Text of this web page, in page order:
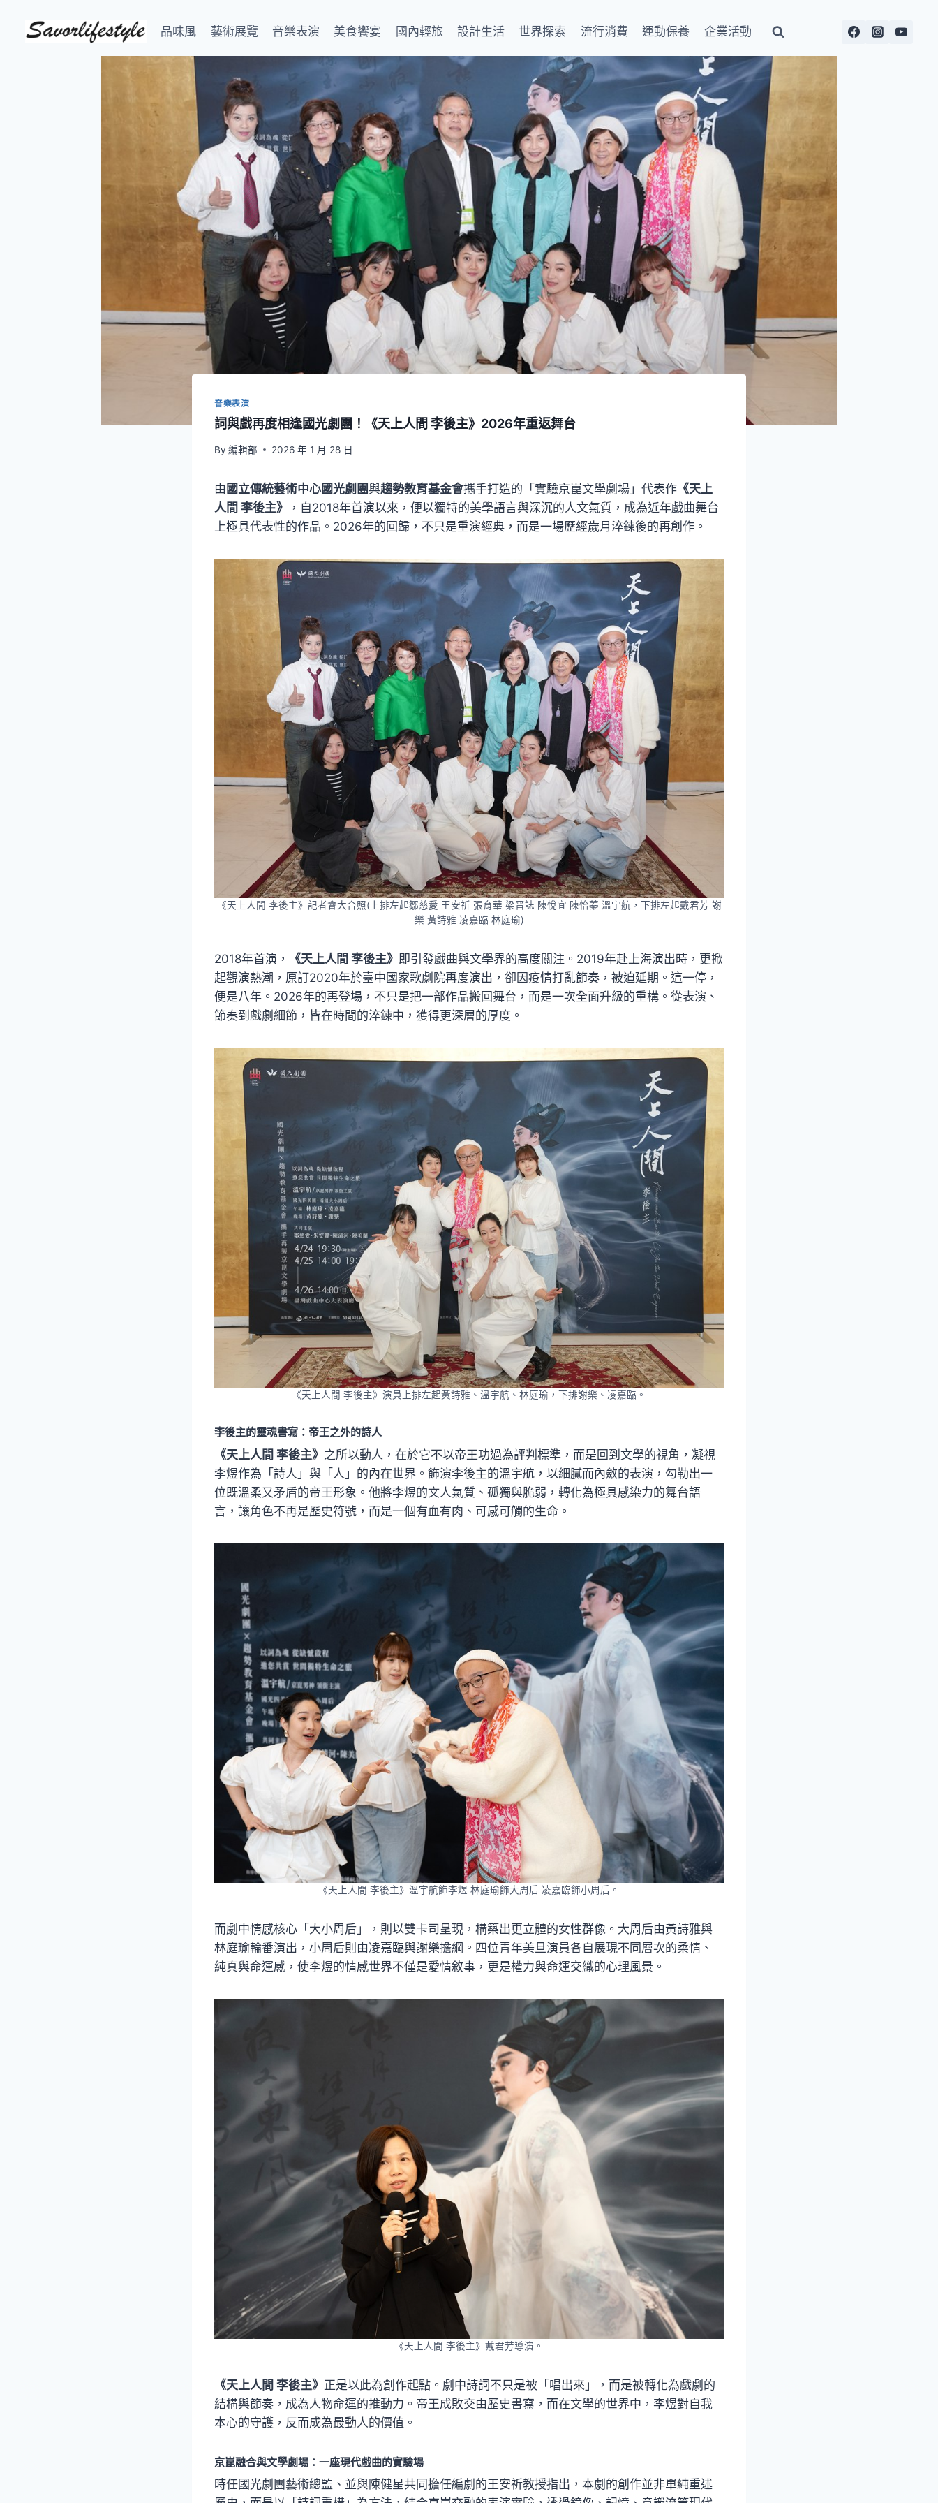
品味風 藝術展覽 音樂表演 美食饗宴 國內輕旅 設計生活 世界探索 流行消費 運動保養 企業活動
音樂表演
詞與戲再度相逢國光劇團！《天上人間 李後主》2026年重返舞台
By 編輯部 2026 年 1 月 28 日
由 國立傳統藝術中心國光劇團與趨勢教育基金會攜手打造的「實驗京崑文學劇場」代表作 《天上
人間 李後主》
，自2018年首演以來，便以獨特的美學語言與深沉的人文氣質，成為近年戲曲舞台
上極具代表性的作品。2026年的回歸，不只是重演經典，而是一場歷經歲月淬鍊後的再創作。
《天上人間 李後主》記者會大合照(上排左起鄒慈愛 王安祈 張育華 梁晋誌 陳悅宜 陳怡蓁 溫宇航，下排左起戴君芳 謝
樂 黃詩雅 凌嘉臨 林庭瑜)
2018年首演， 《天上人間 李後主》 即引發戲曲與文學界的高度關注。2019年赴上海演出時，更掀
起觀演熱潮，原訂2020年於臺中國家歌劇院再度演出，卻因疫情打亂節奏，被迫延期。這一停，
便是八年。2026年的再登場，不只是把一部作品搬回舞台，而是一次全面升級的重構。從表演、
節奏到戲劇細節，皆在時間的淬鍊中，獲得更深層的厚度。
《天上人間 李後主》演員上排左起黃詩雅、溫宇航、林庭瑜，下排謝樂、凌嘉臨。
李後主的靈魂書寫：帝王之外的詩人
《天上人間 李後主》 之所以動人，在於它不以帝王功過為評判標準，而是回到文學的視角，凝視
李煜作為「詩人」與「人」的內在世界。飾演李後主的溫宇航，以細膩而內斂的表演，勾勒出一
位既溫柔又矛盾的帝王形象。他將李煜的文人氣質、孤獨與脆弱，轉化為極具感染力的舞台語
言，讓角色不再是歷史符號，而是一個有血有肉、可感可觸的生命。
《天上人間 李後主》溫宇航飾李煜 林庭瑜飾大周后 凌嘉臨飾小周后。
而劇中情感核心「大小周后」，則以雙卡司呈現，構築出更立體的女性群像。大周后由黃詩雅與
林庭瑜輪番演出，小周后則由凌嘉臨與謝樂擔綱。四位青年美旦演員各自展現不同層次的柔情、
純真與命運感，使李煜的情感世界不僅是愛情敘事，更是權力與命運交織的心理風景。
《天上人間 李後主》戴君芳導演。
《天上人間 李後主》 正是以此為創作起點。劇中詩詞不只是被「唱出來」，而是被轉化為戲劇的
結構與節奏，成為人物命運的推動力。帝王成敗交由歷史書寫，而在文學的世界中，李煜對自我
本心的守護，反而成為最動人的價值。
京崑融合與文學劇場：一座現代戲曲的實驗場
時任國光劇團藝術總監、並與陳健星共同擔任編劇的王安祈教授指出，本劇的創作並非單純重述